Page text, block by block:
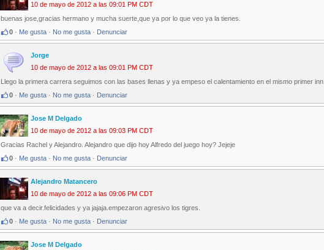
10 de mayo de 2012 a las 09:01 PM CDT
buenas jose,gracias hermano y mucha suerte,que ya por lo que veo ya la tienes.
0 · Me gusta · No me gusta · Denunciar
Jorge
10 de mayo de 2012 a las 09:01 PM CDT
Llego la primera carrera seguimos con las bases llenas y ya empeso el calentamiento en el mismo primer inn
0 · Me gusta · No me gusta · Denunciar
Jose M Delgado
10 de mayo de 2012 a las 09:03 PM CDT
Gracias Rachel y Alejandro. Alejandro que dijo hoy Alfredo del juego hoy? Jejeje
0 · Me gusta · No me gusta · Denunciar
Alejandro Matancero
10 de mayo de 2012 a las 09:06 PM CDT
que va a decir.felicidades y ya jajaja.empezaron agresivo los tigres.
0 · Me gusta · No me gusta · Denunciar
Jose M Delgado